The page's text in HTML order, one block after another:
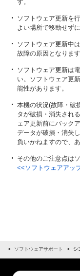
す。
ソフトウェア更新を
よい場所で移動せず
ソフトウェア更新中
故障の原因となります
ソフトウェア更新は
い。ソフトウェア更
能性があります。
本機の状況(故障・破
タが破損・消失され
ェア更新前にバック
データが破損・消失
負いかねますので、
その他のご注意点は
<<ソフトウェアアッ
ソフトウェアサポート シ